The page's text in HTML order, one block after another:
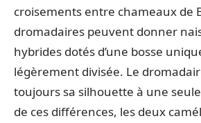
croisements entre chameaux de
dromadaires peuvent donner
hybrides dotés d’une bosse
légèrement divisée. Le
toujours sa silhouette à une
de ces différences, les deux